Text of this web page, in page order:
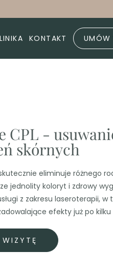
KONTAKT UMÓW
CPL -
skórnych
eliminuje różnego
jednolity koloryt i zdrowy
z zakresu laseroterapii, w
efekty już po kilku